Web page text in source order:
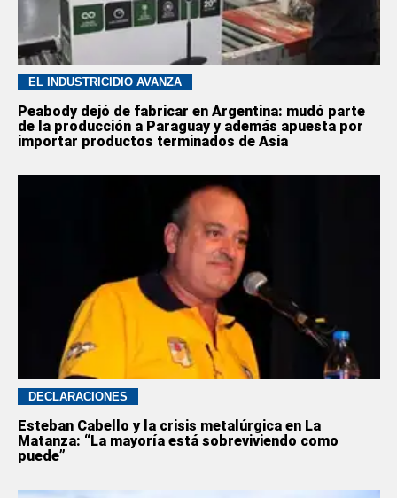
EL INDUSTRICIDIO AVANZA
Peabody dejó de fabricar en Argentina: mudó parte
de la producción a Paraguay y además apuesta por
importar productos terminados de Asia
DECLARACIONES
Esteban Cabello y la crisis metalúrgica en La
Matanza: “La mayoría está sobreviviendo como
puede”